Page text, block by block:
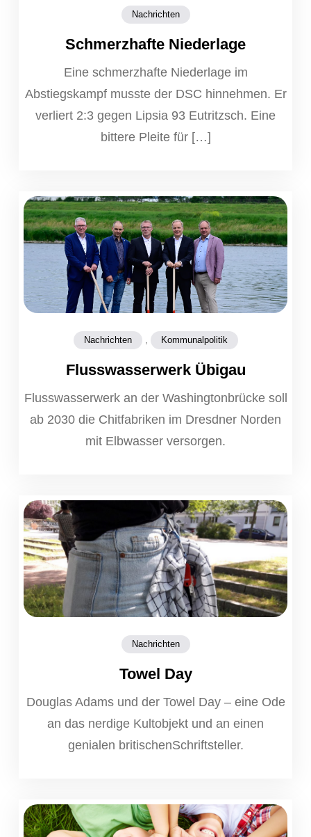
Nachrichten
Schmerzhafte Niederlage
Eine schmerzhafte Niederlage im
Abstiegskampf musste der DSC hinnehmen. Er
verliert 2:3 gegen Lipsia 93 Eutritzsch. Eine
bittere Pleite für […]
Nachrichten , Kommunalpolitik
Flusswasserwerk Übigau
Flusswasserwerk an der Washingtonbrücke soll
ab 2030 die Chitfabriken im Dresdner Norden
mit Elbwasser versorgen.
Nachrichten
Towel Day
Douglas Adams und der Towel Day – eine Ode
an das nerdige Kultobjekt und an einen
genialen britischenSchriftsteller.